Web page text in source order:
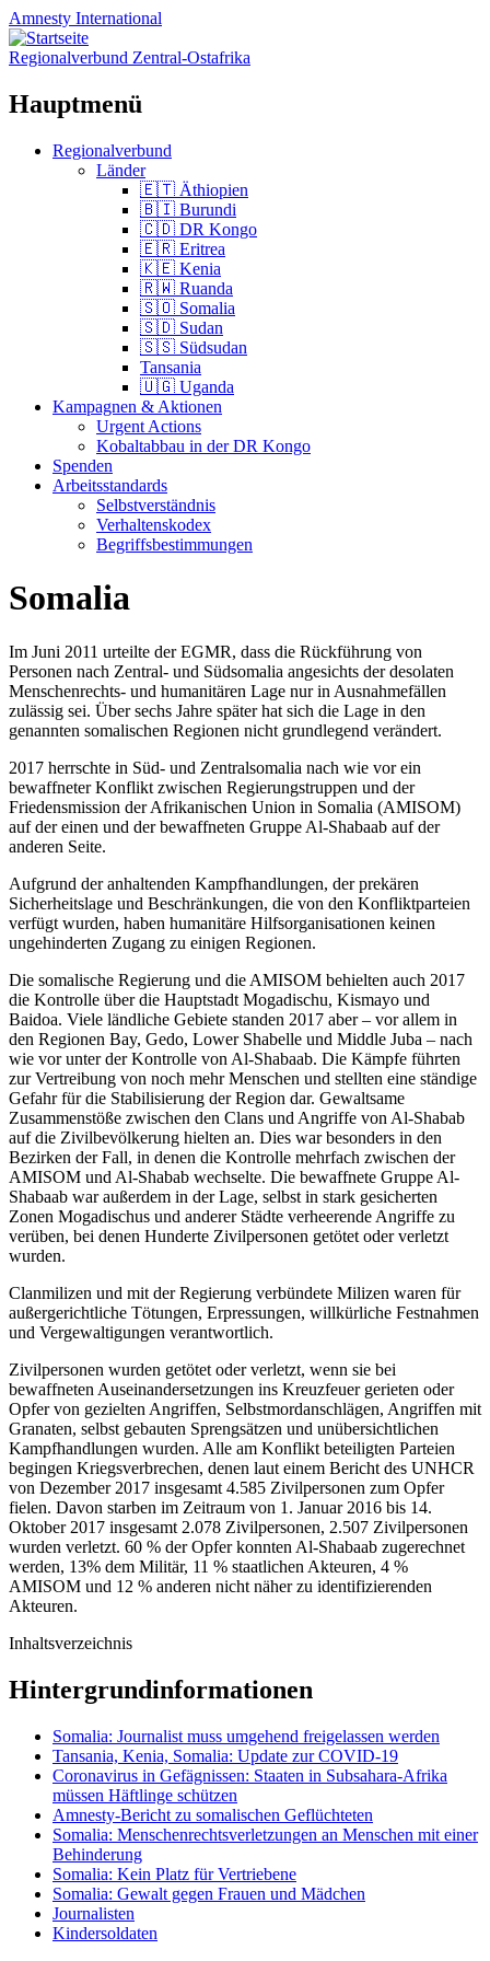
Amnesty International
Regionalverbund Zentral-Ostafrika
Hauptmenü
Zum
Regionalverbund
Länder
🇪🇹 Äthiopien
🇧🇮 Burundi
🇨🇩 DR Kongo
🇪🇷 Eritrea
🇰🇪 Kenia
🇷🇼 Ruanda
🇸🇴 Somalia
🇸🇩 Sudan
🇸🇸 Südsudan
Tansania
🇺🇬 Uganda
Kampagnen & Aktionen
Urgent Actions
Kobaltabbau in der DR Kongo
Spenden
Arbeitsstandards
Selbstverständnis
Verhaltenskodex
Begriffsbestimmungen
Somalia
Im Juni 2011 urteilte der EGMR, dass die Rückführung von
Personen nach Zentral- und Südsomalia angesichts der desolaten
Menschenrechts- und humanitären Lage nur in Ausnahmefällen
zulässig sei. Über sechs Jahre später hat sich die Lage in den
genannten somalischen Regionen nicht grundlegend verändert.
2017 herrschte in Süd- und Zentralsomalia nach wie vor ein
bewaffneter Konflikt zwischen Regierungstruppen und der
Friedensmission der Afrikanischen Union in Somalia (AMISOM)
auf der einen und der bewaffneten Gruppe Al-Shabaab auf der
anderen Seite.
Aufgrund der anhaltenden Kampfhandlungen, der prekären
Sicherheitslage und Beschränkungen, die von den Konfliktparteien
verfügt wurden, haben humanitäre Hilfsorganisationen keinen
ungehinderten Zugang zu einigen Regionen.
Die somalische Regierung und die AMISOM behielten auch 2017
die Kontrolle über die Hauptstadt Mogadischu, Kismayo und
Baidoa. Viele ländliche Gebiete standen 2017 aber – vor allem in
den Regionen Bay, Gedo, Lower Shabelle und Middle Juba – nach
wie vor unter der Kontrolle von Al-Shabaab. Die Kämpfe führten
zur Vertreibung von noch mehr Menschen und stellten eine ständige
Gefahr für die Stabilisierung der Region dar. Gewaltsame
Zusammenstöße zwischen den Clans und Angriffe von Al-Shabab
auf die Zivilbevölkerung hielten an. Dies war besonders in den
Bezirken der Fall, in denen die Kontrolle mehrfach zwischen der
AMISOM und Al-Shabab wechselte. Die bewaffnete Gruppe Al-
Shabaab war außerdem in der Lage, selbst in stark gesicherten
Zonen Mogadischus und anderer Städte verheerende Angriffe zu
verüben, bei denen Hunderte Zivilpersonen getötet oder verletzt
wurden.
Clanmilizen und mit der Regierung verbündete Milizen waren für
außergerichtliche Tötungen, Erpressungen, willkürliche Festnahmen
und Vergewaltigungen verantwortlich.
Zivilpersonen wurden getötet oder verletzt, wenn sie bei
bewaffneten Auseinandersetzungen ins Kreuzfeuer gerieten oder
Opfer von gezielten Angriffen, Selbstmordanschlägen, Angriffen mit
Granaten, selbst gebauten Sprengsätzen und unübersichtlichen
Kampfhandlungen wurden. Alle am Konflikt beteiligten Parteien
begingen Kriegsverbrechen, denen laut einem Bericht des UNHCR
von Dezember 2017 insgesamt 4.585 Zivilpersonen zum Opfer
fielen. Davon starben im Zeitraum von 1. Januar 2016 bis 14.
Oktober 2017 insgesamt 2.078 Zivilpersonen, 2.507 Zivilpersonen
wurden verletzt. 60 % der Opfer konnten Al-Shabaab zugerechnet
werden, 13% dem Militär, 11 % staatlichen Akteuren, 4 %
AMISOM und 12 % anderen nicht näher zu identifizierenden
Akteuren.
Inhaltsverzeichnis
Hintergrundinformationen
Somalia: Journalist muss umgehend freigelassen werden
Tansania, Kenia, Somalia: Update zur COVID-19
Coronavirus in Gefägnissen: Staaten in Subsahara-Afrika
müssen Häftlinge schützen
Amnesty-Bericht zu somalischen Geflüchteten
Somalia: Menschenrechtsverletzungen an Menschen mit einer
Behinderung
Somalia: Kein Platz für Vertriebene
Somalia: Gewalt gegen Frauen und Mädchen
Journalisten
Kindersoldaten